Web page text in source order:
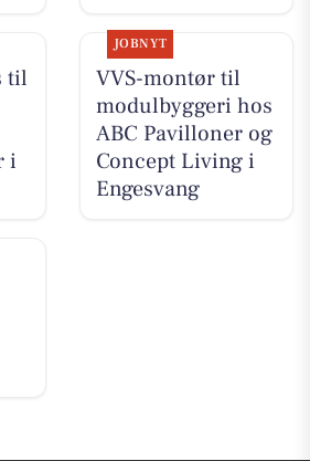
til
i
JOBNYT
VVS-montør til
modulbyggeri hos
ABC Pavilloner og
Concept Living i
Engesvang